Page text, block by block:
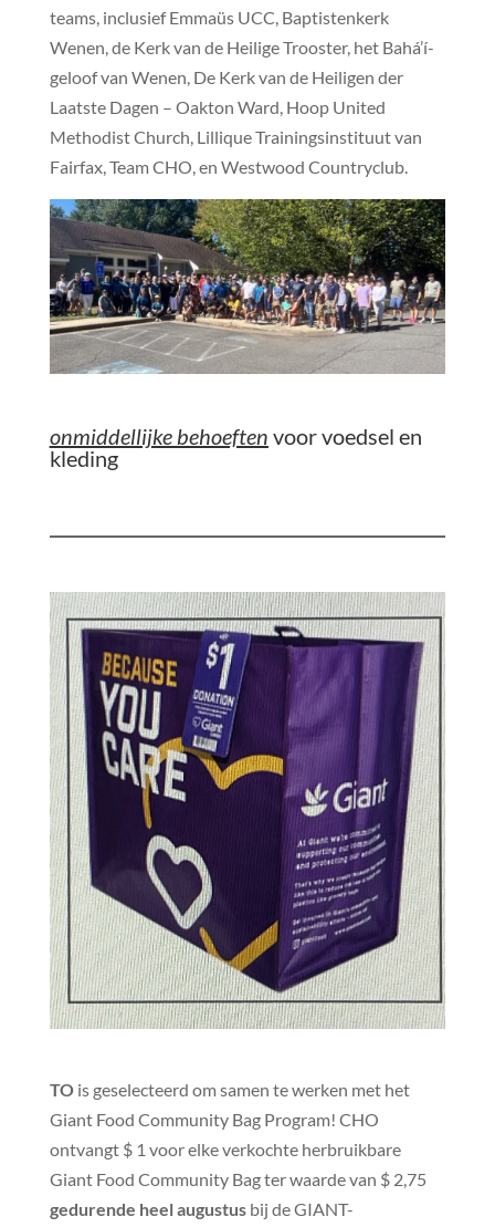
teams, inclusief Emmaüs UCC, Baptistenkerk
Wenen, de Kerk van de Heilige Trooster, het Bahá’í-
geloof van Wenen, De Kerk van de Heiligen der
Laatste Dagen – Oakton Ward, Hoop United
Methodist Church, Lillique Trainingsinstituut van
Fairfax, Team CHO, en Westwood Countryclub.
onmiddellijke behoeften voor voedsel en
kleding
TO is geselecteerd om samen te werken met het
Giant Food Community Bag Program! CHO
ontvangt $ 1 voor elke verkochte herbruikbare
Giant Food Community Bag ter waarde van $ 2,75
gedurende heel augustus bij de GIANT-